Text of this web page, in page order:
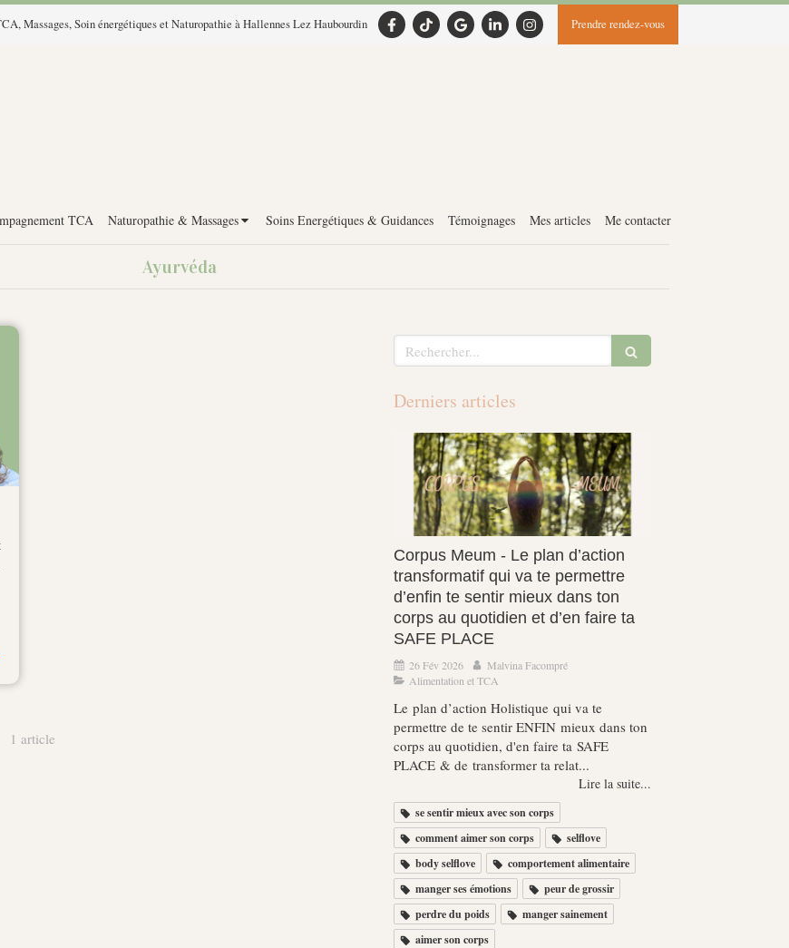
Massages, Soin énergétiques et Naturopathie à Hallennes Lez Haubourdin Prendre rendez-vous
TCA Naturopathie & Massages Soins Energétiques & Guidances Témoignages Mes articles Me contacter
Ayurvéda
1 article
Rechercher
Derniers articles
Corpus Meum - Le plan d’action
transformatif qui va te permettre
d’enfin te sentir mieux dans ton
corps au quotidien et d’en faire ta
SAFE PLACE
26 Fév 2026
Malvina Facompré
Alimentation et TCA
Le plan d’action Holistique qui va te
permettre de te sentir ENFIN mieux dans ton
corps au quotidien, d'en faire ta SAFE
PLACE & de transformer ta relat...
Lire la suite...
se sentir mieux avec son corps
comment aimer son corps
selflove
body selflove
comportement alimentaire
manger ses émotions
peur de grossir
perdre du poids
manger sainement
aimer son corps